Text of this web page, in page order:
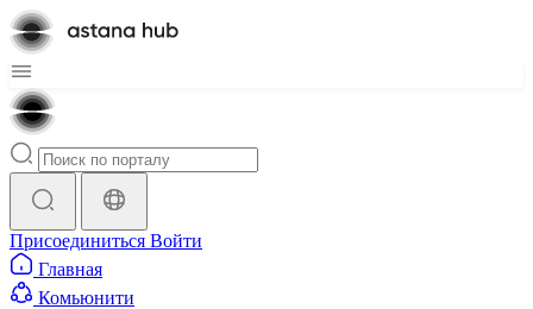
Присоединиться Войти
Главная
Комьюнити